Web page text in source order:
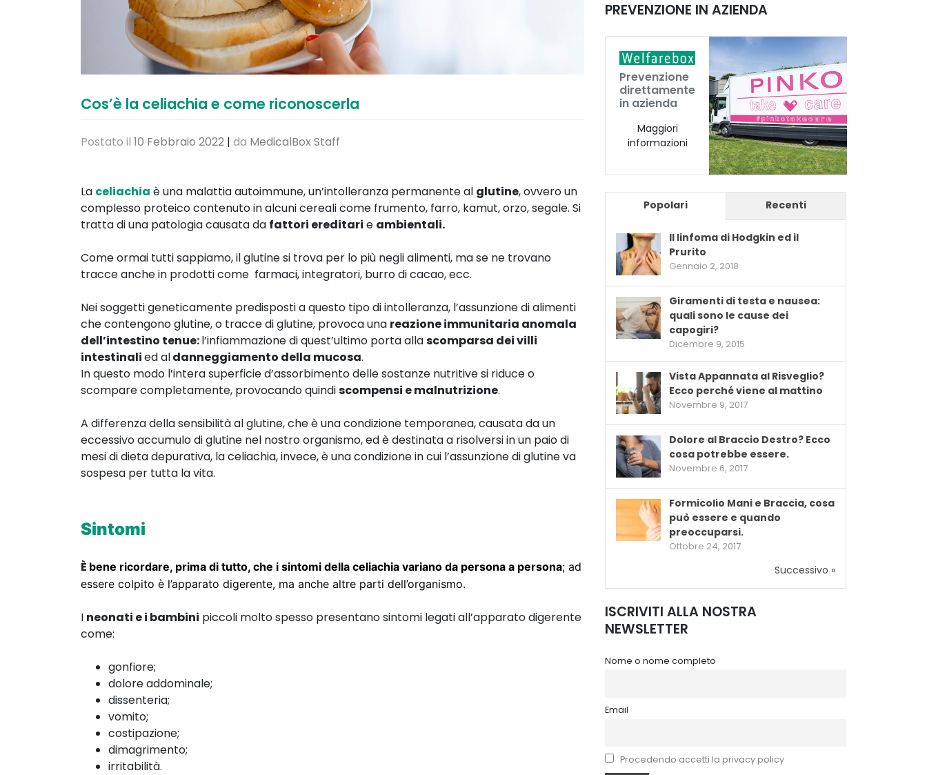
Cos’è la celiachia e come riconoscerla
Postato il 10 Febbraio 2022 | da MedicalBox Staff
La celiachia è una malattia autoimmune, un’intolleranza permanente al glutine, ovvero un
complesso proteico contenuto in alcuni cereali come frumento, farro, kamut, orzo, segale. Si
tratta di una patologia causata da fattori ereditari e ambientali.
Come ormai tutti sappiamo, il glutine si trova per lo più negli alimenti, ma se ne trovano
tracce anche in prodotti come farmaci, integratori, burro di cacao, ecc.
Nei soggetti geneticamente predisposti a questo tipo di intolleranza, l’assunzione di alimenti
che contengono glutine, o tracce di glutine, provoca una reazione immunitaria anomala
dell’intestino tenue:l’infiammazione di quest’ultimo porta allascomparsa dei villi
intestinalied aldanneggiamento della mucosa.
In questo modo l’intera superficie d’assorbimento delle sostanze nutritive si riduce o
scompare completamente, provocando quindiscompensi e malnutrizione.
A differenza della sensibilità al glutine, che è una condizione temporanea, causata da un
eccessivo accumulo di glutine nel nostro organismo, ed è destinata a risolversi in un paio di
mesi di dieta depurativa, la celiachia, invece, è una condizione in cui l’assunzione di glutine va
sospesa per tutta la vita.
Sintomi
È bene ricordare, prima di tutto, che i sintomi della celiachia variano da persona a persona; ad
essere colpito è l’apparato digerente, ma anche altre parti dell’organismo.
I neonati e i bambini piccoli molto spesso presentano sintomi legati all’apparato digerente
come:
gonfiore;
dolore addominale;
dissenteria;
vomito;
costipazione;
dimagrimento;
irritabilità.
PREVENZIONE IN AZIENDA
Prevenzione
direttamente
in azienda
Maggiori
informazioni
Popolari Recenti
Il linfoma di Hodgkin ed il
Prurito
Gennaio 2, 2018
Giramenti di testa e nausea:
quali sono le cause dei
capogiri?
Dicembre 9, 2015
Vista Appannata al Risveglio?
Ecco perché viene al mattino
Novembre 9, 2017
Dolore al Braccio Destro? Ecco
cosa potrebbe essere.
Novembre 6, 2017
Formicolio Mani e Braccia, cosa
può essere e quando
preoccuparsi.
Ottobre 24, 2017
Successivo »
ISCRIVITI ALLA NOSTRA
NEWSLETTER
Nome o nome completo
Email
Procedendo accetti la privacy policy